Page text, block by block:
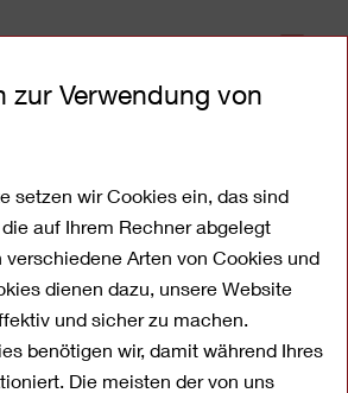
zur Verwendung von
setzen wir Cookies ein, das sind
auf Ihrem Rechner abgelegt
verschiedene Arten von Cookies und
dienen dazu, unsere Website
und sicher zu machen.
benötigen wir, damit während Ihres
Die meisten der von uns
Gruppe